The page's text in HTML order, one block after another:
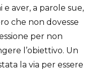
e aver, a parole sue,
che non dovesse
per non
l’obiettivo. Un
la via per essere